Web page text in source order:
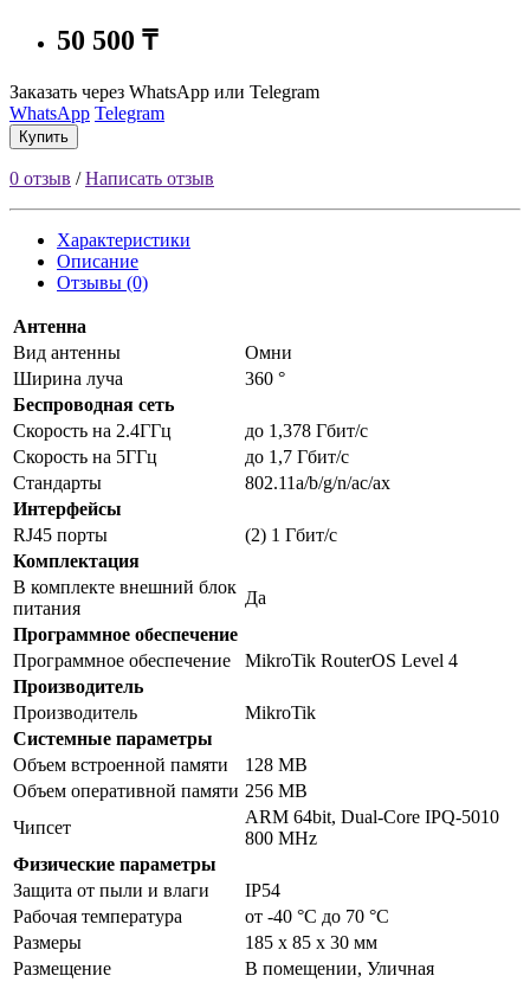
50 500 ₸
Заказать через WhatsApp или Telegram
WhatsApp Telegram
Купить
0 отзыв /Написать отзыв
Характеристики
Описание
Отзывы (0)
Антенна
Вид антенны
Омни
Ширина луча
360 °
Беспроводная сеть
Скорость на 2.4ГГц
до 1,378 Гбит/c
Скорость на 5ГГц
до 1,7 Гбит/c
Стандарты
802.11a/b/g/n/ac/ax
Интерфейсы
RJ45 порты
(2) 1 Гбит/c
Комплектация
В комплекте внешний блок
питания
Да
Программное обеспечение
Программное обеспечение
MikroTik RouterOS Level 4
Производитель
Производитель
MikroTik
Системные параметры
Объем встроенной памяти
128 MB
Объем оперативной памяти 256 MB
Чипсет
ARM 64bit, Dual-Core IPQ-5010
800 MHz
Физические параметры
Защита от пыли и влаги
IP54
Рабочая температура
от -40 °C до 70 °C
Размеры
185 x 85 x 30 мм
Размещение
В помещении, Уличная